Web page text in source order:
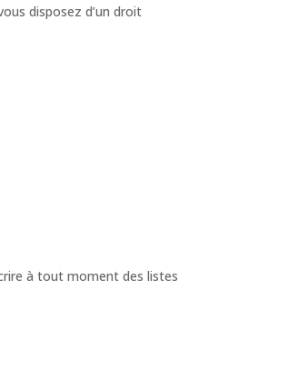
disposez d’un droit
à tout moment des listes